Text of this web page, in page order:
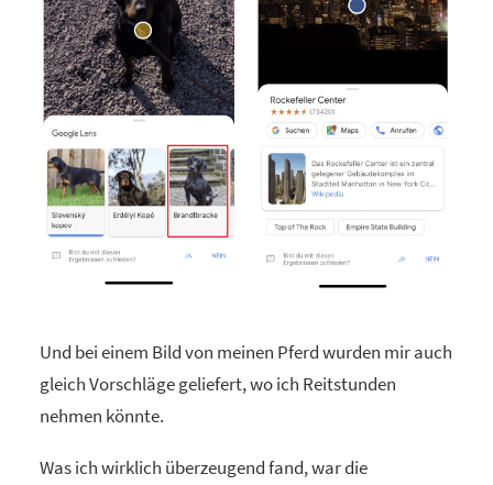
Und bei einem Bild von meinen Pferd wurden mir auch
gleich Vorschläge geliefert, wo ich Reitstunden
nehmen könnte.
Was ich wirklich überzeugend fand, war die